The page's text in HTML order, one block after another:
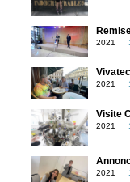
2021
2021
Visite
2021
2021